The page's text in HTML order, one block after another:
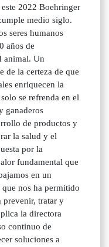
2022 Boehringer
medio siglo.
seres humanos
años de
animal. Un
de la certeza de que
enriquecen la
se refrenda en el
ganaderos
de productos y
la salud y el
por la
fundamental que
en un
nos ha permitido
prevenir, tratar y
la directora
continuo de
soluciones a